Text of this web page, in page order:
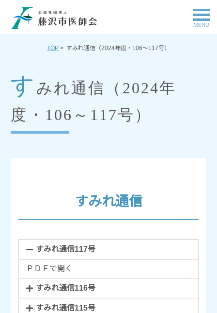
MENU
TOP > すみれ通信（2024年度・106～117号）
す みれ通信（2024年
度・106～117号）
すみれ通信
すみれ通信117号
ＰＤＦで開く
すみれ通信116号
すみれ通信115号